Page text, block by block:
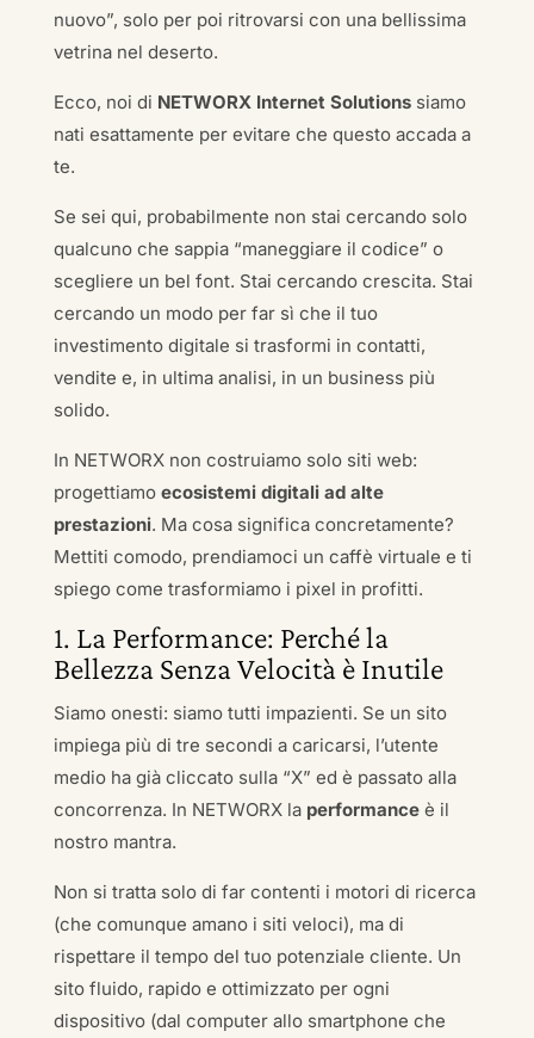
nuovo”, solo per poi ritrovarsi con una bellissima
vetrina nel deserto.
Ecco, noi di NETWORX Internet Solutionssiamo
nati esattamente per evitare che questo accada a
te.
Se sei qui, probabilmente non stai cercando solo
qualcuno che sappia “maneggiare il codice” o
scegliere un bel font. Stai cercando crescita. Stai
cercando un modo per far sì che il tuo
investimento digitale si trasformi in contatti,
vendite e, in ultima analisi, in un business più
solido.
In NETWORX non costruiamo solo siti web:
progettiamo ecosistemi digitali ad alte
prestazioni. Ma cosa significa concretamente?
Mettiti comodo, prendiamoci un caffè virtuale e ti
spiego come trasformiamo i pixel in profitti.
1. La Performance: Perché la
Bellezza Senza Velocità è Inutile
Siamo onesti: siamo tutti impazienti. Se un sito
impiega più di tre secondi a caricarsi, l’utente
medio ha già cliccato sulla “X” ed è passato alla
concorrenza. In NETWORX la performanceè il
nostro mantra.
Non si tratta solo di far contenti i motori di ricerca
(che comunque amano i siti veloci), ma di
rispettare il tempo del tuo potenziale cliente. Un
sito fluido, rapido e ottimizzato per ogni
dispositivo (dal computer allo smartphone che